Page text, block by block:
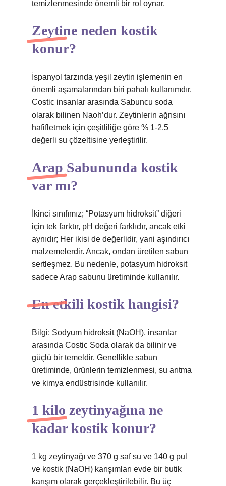
temizlenmesinde önemli bir rol oynar.
Zeytine neden kostik
konur?
İspanyol tarzında yeşil zeytin işlemenin en
önemli aşamalarından biri pahalı kullanımdır.
Costic insanlar arasında Sabuncu soda
olarak bilinen Naoh’dur. Zeytinlerin ağrısını
hafifletmek için çeşitliliğe göre % 1-2.5
değerli su çözeltisine yerleştirilir.
Arap Sabununda kostik
var mı?
İkinci sınıfımız; “Potasyum hidroksit” diğeri
için tek farktır, pH değeri farklıdır, ancak etki
aynıdır; Her ikisi de değerlidir, yani aşındırıcı
malzemelerdir. Ancak, ondan üretilen sabun
sertleşmez. Bu nedenle, potasyum hidroksit
sadece Arap sabunu üretiminde kullanılır.
En etkili kostik hangisi?
Bilgi: Sodyum hidroksit (NaOH), insanlar
arasında Costic Soda olarak da bilinir ve
güçlü bir temeldir. Genellikle sabun
üretiminde, ürünlerin temizlenmesi, su arıtma
ve kimya endüstrisinde kullanılır.
1 kilo zeytinyağına ne
kadar kostik konur?
1 kg zeytinyağı ve 370 g saf su ve 140 g pul
ve kostik (NaOH) karışımları evde bir butik
karışım olarak gerçekleştirilebilir. Bu üç